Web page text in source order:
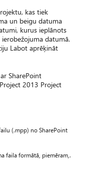
kas tiek
un beigu datuma
kurus ieplānots
datumā.
Labot aprēķināt
SharePoint
2013 Project
(.mpp) no SharePoint
faila formātā, piemēram,.